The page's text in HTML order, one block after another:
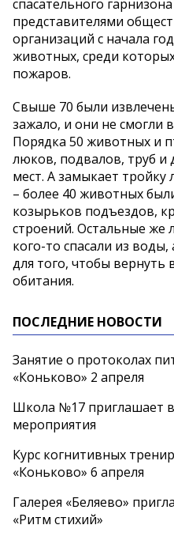
спасательного
представителями
организаций с начала
животных, среди
пожаров.
Свыше 70 были
зажало, и они не смогли
Порядка 50 животных и
люков, подвалов, труб и
мест. А замыкает
– более 40 животных
козырьков подъездов,
строений. Остальные же
кого-то спасали из
для того, чтобы вернуть
обитания.
ПОСЛЕДНИЕ НОВОСТИ
Занятие о протоколах
«Коньково» 2 апреля
Школа №17 приглашает
мероприятия
Курс когнитивных
«Коньково» 6 апреля
Галерея «Беляево»
«Ритм стихий»